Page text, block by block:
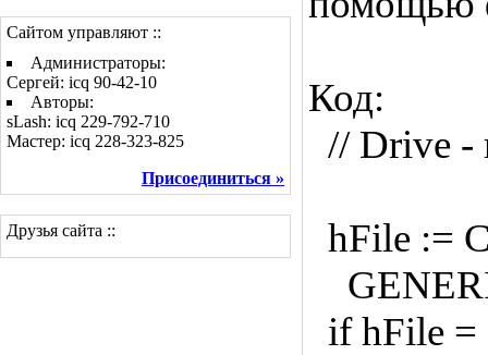
Сайтом управляют ::
Администраторы:
Сергей: icq 90-42-10
Авторы:
sLash: icq 229-792-710
Мастер: icq 228-323-825
Присоединиться »
Друзья сайта ::
Код:
// Drive -
hFile :=
if hFile